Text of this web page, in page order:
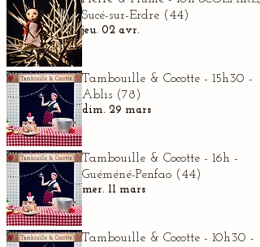
Sucé-sur-Erdre (44)
jeu. 02 avr.
Tambouille & Cocotte - 15h30 -
Ablis (78)
dim. 29 mars
Tambouille & Cocotte - 16h -
Guéméné-Penfao (44)
mer. 11 mars
Tambouille & Cocotte - 10h30 -